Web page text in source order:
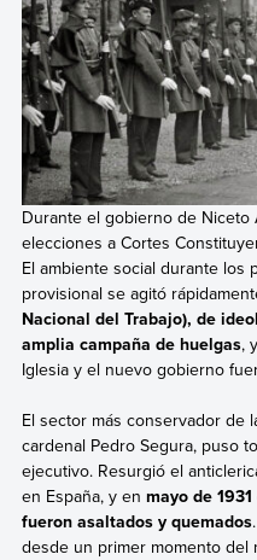
Durante el gobierno de Niceto
elecciones a Cortes
El ambiente social durante
provisional se agitó
Nacional del Trabajo), de
amplia campaña de huelgas,
Iglesia y el nuevo gobierno
El sector más conservador de
cardenal Pedro Segura, puso
ejecutivo. Resurgió el
en España, y en mayo de
fueron asaltados y quemados
desde un primer momento